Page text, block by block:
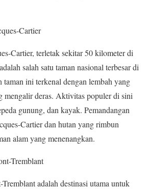
Cartier
Cartier, terletak sekitar 50 kilometer di
salah satu taman nasional terbesar di
ini terkenal dengan lembah yang
mengalir deras. Aktivitas populer di sini
gunung, dan kayak. Pemandangan
Cartier dan hutan yang rimbun
alam yang menenangkan.
Tremblant
adalah destinasi utama untuk